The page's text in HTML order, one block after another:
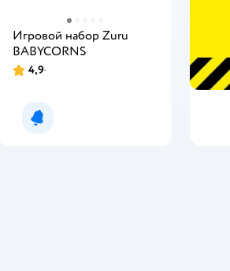
Игровой набор Zuru
BABYCORNS
4,9
Уведомить о появлении